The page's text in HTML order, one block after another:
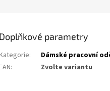
Doplňkové parametry
:
Dámské pracovní
: Zvolte variantu